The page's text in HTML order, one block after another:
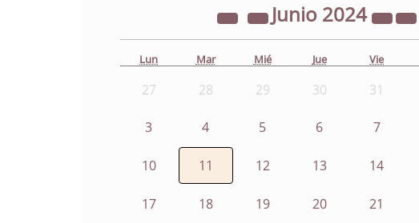
Junio 2024
Lun Mar Mié Jue Vie
27 28 29 30 31
3 4 5 6 7
10 11 12 13 14
17 18 19 20 21